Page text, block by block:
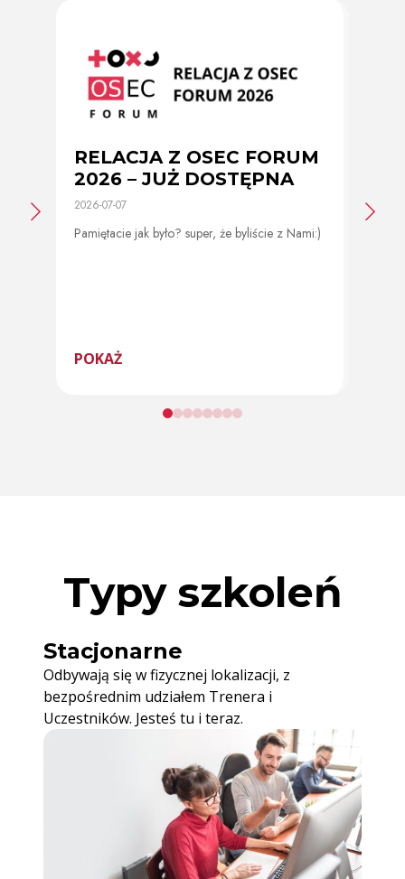
RELACJA Z OSEC FORUM
2026 – JUŻ DOSTĘPNA
2026-07-07
Pamiętacie jak było? super, że byliście z Nami:)
POKAŻ
2026-
Typy szkoleń
Stacjonarne
Odbywają się w fizycznej lokalizacji, z
bezpośrednim udziałem Trenera i
Uczestników. Jesteś tu i teraz.